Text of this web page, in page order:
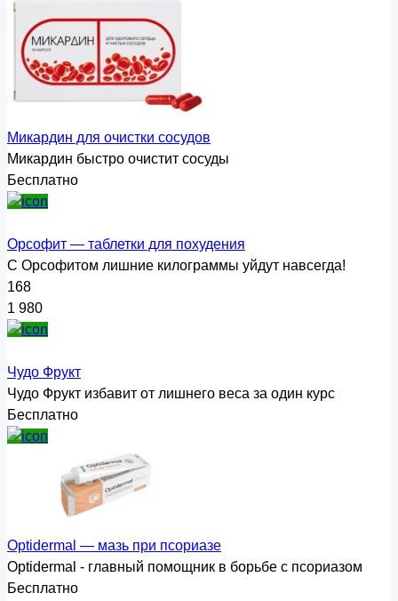
Микардин для очистки сосудов
Микардин быстро очистит сосуды
Бесплатно
Орсофит — таблетки для похудения
С Орсофитом лишние килограммы уйдут навсегда!
168
1 980
Чудо Фрукт
Чудо Фрукт избавит от лишнего веса за один курс
Бесплатно
Optidermal — мазь при псориазе
Optidermal - главный помощник в борьбе с псориазом
Бесплатно